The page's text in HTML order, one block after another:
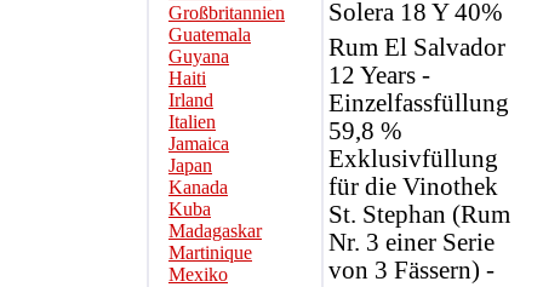
Großbritannien
Guatemala
Guyana
Haiti
Irland
Italien
Jamaica
Japan
Kanada
Kuba
Madagaskar
Martinique
Mexiko
Solera 18 Y 40%
Rum El Salvador
12 Years -
Einzelfassfüllung
59,8 %
Exklusivfüllung
für die Vinothek
St. Stephan (Rum
Nr. 3 einer Serie
von 3 Fässern) -